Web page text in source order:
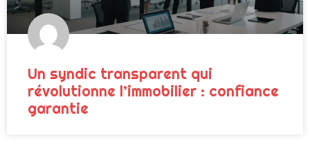
Un syndic transparent qui
révolutionne l’immobilier : confiance
garantie